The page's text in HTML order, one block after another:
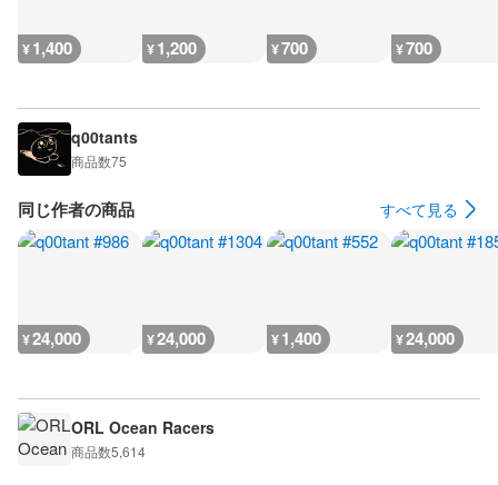
¥1,400 ¥1,200 ¥700 ¥700
q00tants
商品数75
同じ作者の商品 すべて見る
¥24,000 ¥24,000 ¥1,400 ¥24,000
ORL Ocean Racers
商品数5,614